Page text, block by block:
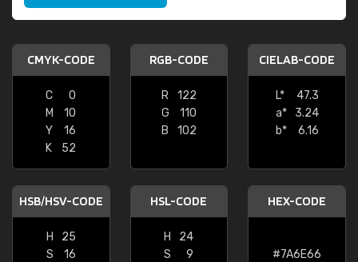
CMYK-CODE
C
0
M
10
Y
16
K
52
RGB-CODE
R
122
G
110
B
102
CIELAB-CODE
L*
47.3
a*
3.24
b*
6.16
HSB/HSV-CODE
H
25
S
16
HSL-CODE
H
24
S
9
HEX-CODE
#7A6E66